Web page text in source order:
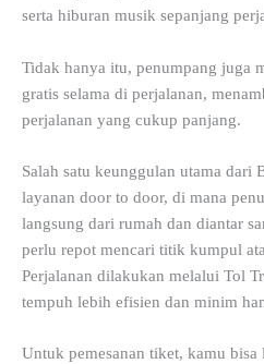
serta hiburan musik sepanjang
Tidak hanya itu, penumpang juga
gratis selama di perjalanan,
perjalanan yang cukup panjang.
Salah satu keunggulan utama dari
layanan door to door, di mana
langsung dari rumah dan diantar
perlu repot mencari titik kumpul
Perjalanan dilakukan melalui Tol
tempuh lebih efisien dan minim
Untuk pemesanan tiket, kamu